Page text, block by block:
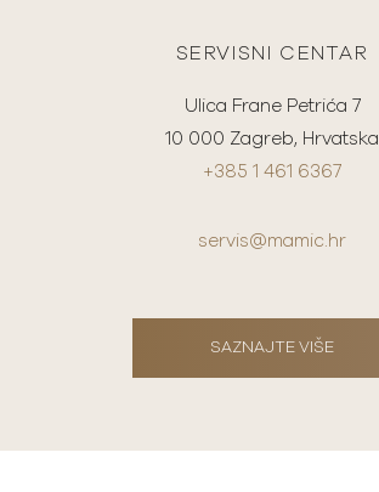
SERVISNI CENTAR
Ulica Frane Petrića 7
10 000 Zagreb, Hrvatska
+385 1 461 6367
servis@mamic.hr
SAZNAJTE VIŠE